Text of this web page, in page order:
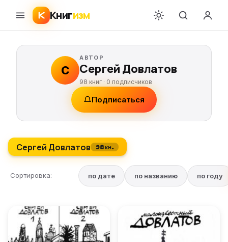
Книгизм
С
АВТОР
Сергей Довлатов
98 книг ·0 подписчиков
Подписаться
Сергей Довлатов 98 кн.
Сортировка: по дате по названию по году